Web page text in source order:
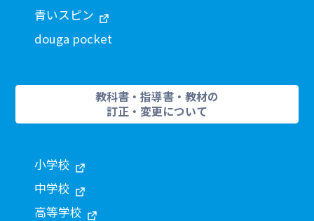
青いスピン
douga pocket
教科書・指導書・教材の
訂正・変更について
小学校
中学校
高等学校